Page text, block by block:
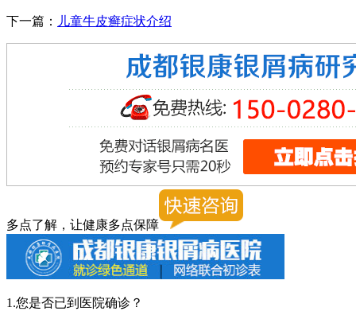
下一篇： 儿童牛皮癣症状介绍
多点了解，让健康多点保障
1.您是否已到医院确诊？